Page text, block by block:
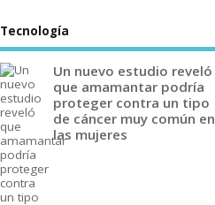
Tecnología
Un nuevo estudio reveló
que amamantar podría
proteger contra un tipo
de cáncer muy común en
las mujeres